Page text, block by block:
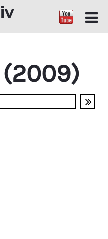
(2009)